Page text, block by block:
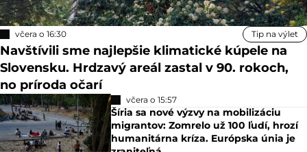
včera o 16:30 Tip na výlet
Navštívili sme najlepšie klimatické kúpele na
Slovensku. Hrdzavý areál zastal v 90. rokoch,
no príroda očarí
včera o 15:57
Šíria sa nové výzvy na mobilizáciu
migrantov: Zomrelo už 100 ľudí, hrozí
humanitárna kríza. Európska únia je